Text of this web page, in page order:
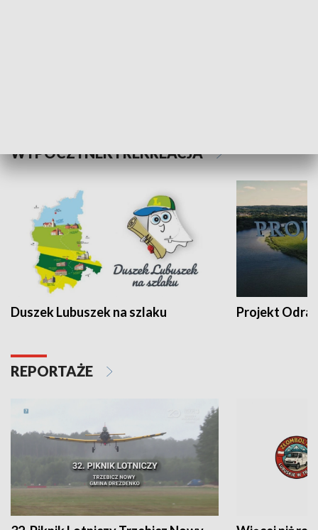
WYPOCZYNEK I REKREACJA
Duszek Lubuszek na szlaku Projekt Odra
REPORTAŻE